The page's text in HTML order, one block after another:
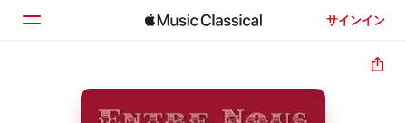
サインイン
ホーム